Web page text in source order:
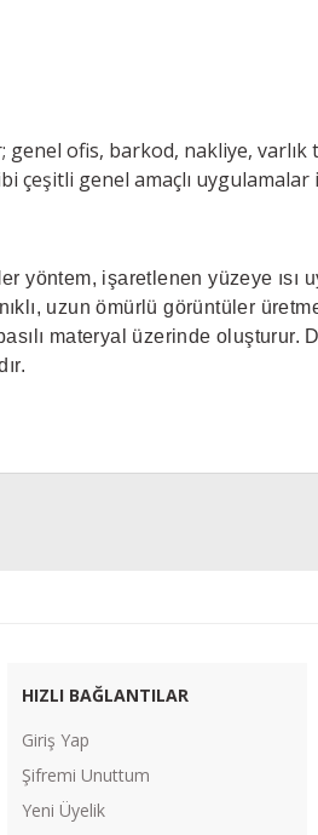
ofis, barkod, nakliye, varlık
çeşitli genel amaçlı uygulamalar
yöntem, işaretlenen yüzeye ısı
uzun ömürlü görüntüler
materyal üzerinde oluşturur.
HIZLI BAĞLANTILAR
Giriş Yap
Şifremi Unuttum
Yeni Üyelik